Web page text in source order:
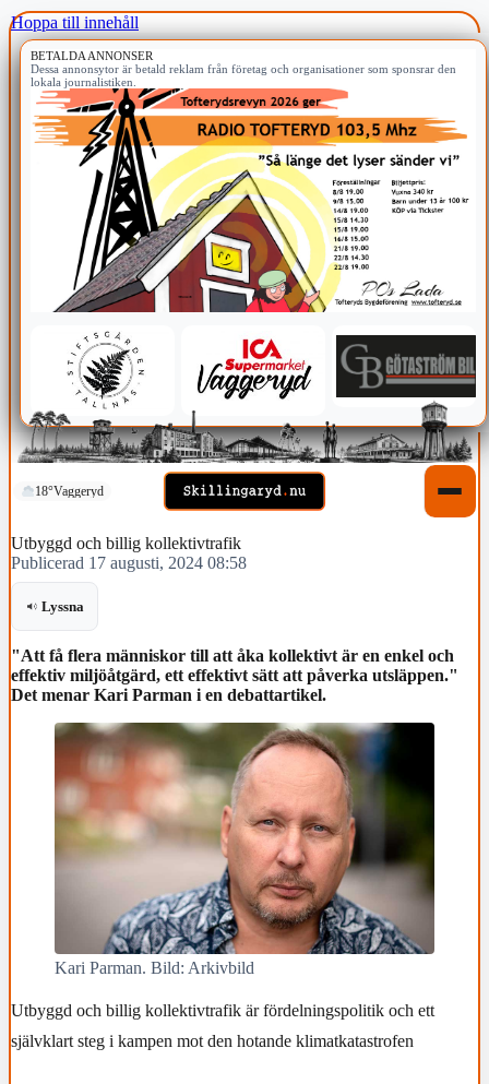
Hoppa till innehåll
BETALDA ANNONSER
Dessa annonsytor är betald reklam från företag och organisationer som sponsrar den
lokala journalistiken.
18°Vaggeryd
Utbyggd och billig kollektivtrafik
Publicerad 17 augusti, 2024 08:58
Lyssna
"Att få flera människor till att åka kollektivt är en enkel och
effektiv miljöåtgärd, ett effektivt sätt att påverka utsläppen."
Det menar Kari Parman i en debattartikel.
Kari Parman. Bild: Arkivbild
Utbyggd och billig kollektivtrafik är fördelningspolitik och ett
självklart steg i kampen mot den hotande klimatkatastrofen